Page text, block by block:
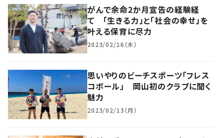
がんで余命2か月宣告の経験経
て 「生きる力」と「社会の幸せ」を
叶える保育に尽力
2023/02/16（木）
思いやりのビーチスポーツ「フレス
コボール」 岡山初のクラブに聞く
魅力
2023/02/13（月）